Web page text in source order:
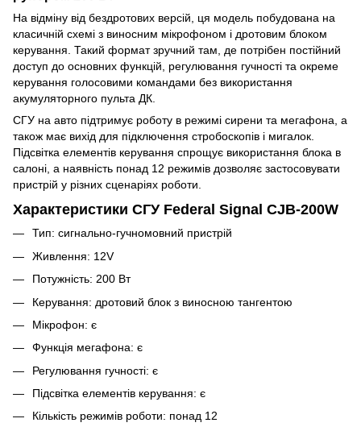
На відміну від бездротових версій, ця модель побудована на
класичній схемі з виносним мікрофоном і дротовим блоком
керування. Такий формат зручний там, де потрібен постійний
доступ до основних функцій, регулювання гучності та окреме
керування голосовими командами без використання
акумуляторного пульта ДК.
СГУ на авто підтримує роботу в режимі сирени та мегафона, а
також має вихід для підключення стробоскопів і мигалок.
Підсвітка елементів керування спрощує використання блока в
салоні, а наявність понад 12 режимів дозволяє застосовувати
пристрій у різних сценаріях роботи.
Характеристики СГУ Federal Signal CJB-200W
Тип: сигнально-гучномовний пристрій
Живлення: 12V
Потужність: 200 Вт
Керування: дротовий блок з виносною тангентою
Мікрофон: є
Функція мегафона: є
Регулювання гучності: є
Підсвітка елементів керування: є
Кількість режимів роботи: понад 12